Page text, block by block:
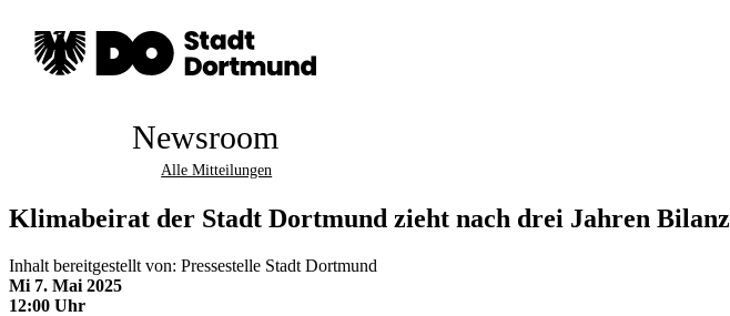
Newsroom
Alle Mitteilungen
Klimabeirat der Stadt Dortmund zieht nach drei Jahren Bilanz
Inhalt bereitgestellt von: Pressestelle Stadt Dortmund
Mi 7. Mai 2025
12:00 Uhr